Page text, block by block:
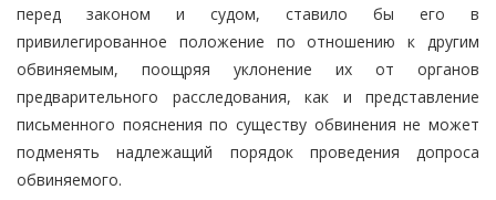
перед законом и судом, ставило бы его в
привилегированное положение по отношению к другим
обвиняемым, поощряя уклонение их от органов
предварительного расследования, как и представление
письменного пояснения по существу обвинения не может
подменять надлежащий порядок проведения допроса
обвиняемого.